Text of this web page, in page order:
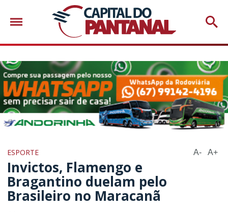
ESPORTE A- A+
Invictos, Flamengo e
Bragantino duelam pelo
Brasileiro no Maracanã